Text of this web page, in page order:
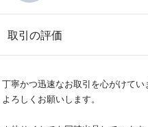
取引の評価
丁寧かつ迅速なお取引を心がけてい
よろしくお願いします。